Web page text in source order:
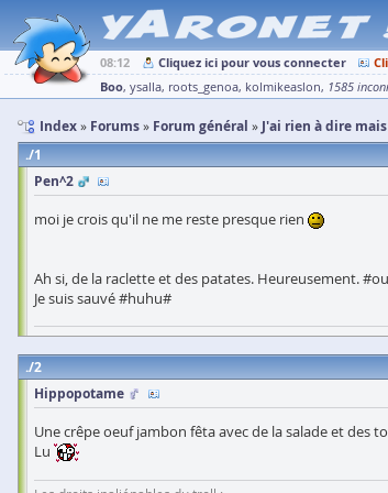
08:12 Cliquez ici pour vous connecter
Boo ysalla roots_genoa kolmikeaslon 1585
Index Forums Forum général J'ai rien à dire
1
Pen^2
moi je crois qu'il ne me reste presque rien
Ah si, de la raclette et des patates. Heureusement.
Je suis sauvé #huhu#
2
Hippopotame
Une crêpe oeuf jambon fêta avec de la salade et des
Lu